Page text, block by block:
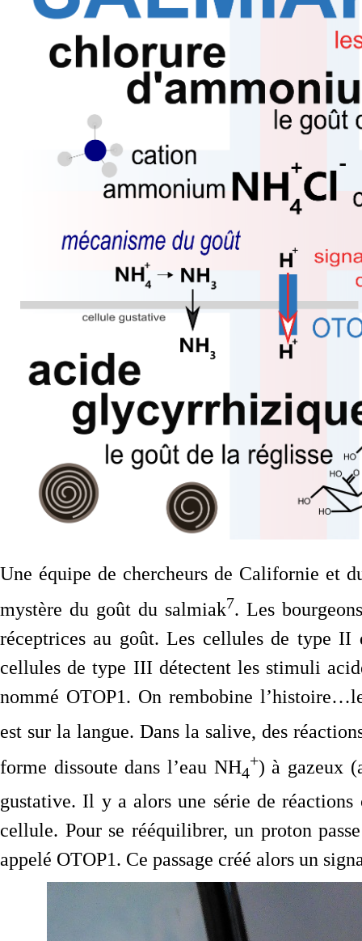
Une équipe de chercheurs de Californie et
mystère du goût du salmiak7. Les
réceptrices au goût. Les cellules de type II
cellules de type III détectent les stimuli
nommé OTOP1. On rembobine
est sur la langue. Dans la salive, des
forme dissoute dans l’eau NH4
+) à gazeux
gustative. Il y a alors une série de
cellule. Pour se rééquilibrer, un proton
appelé OTOP1. Ce passage créé alors un